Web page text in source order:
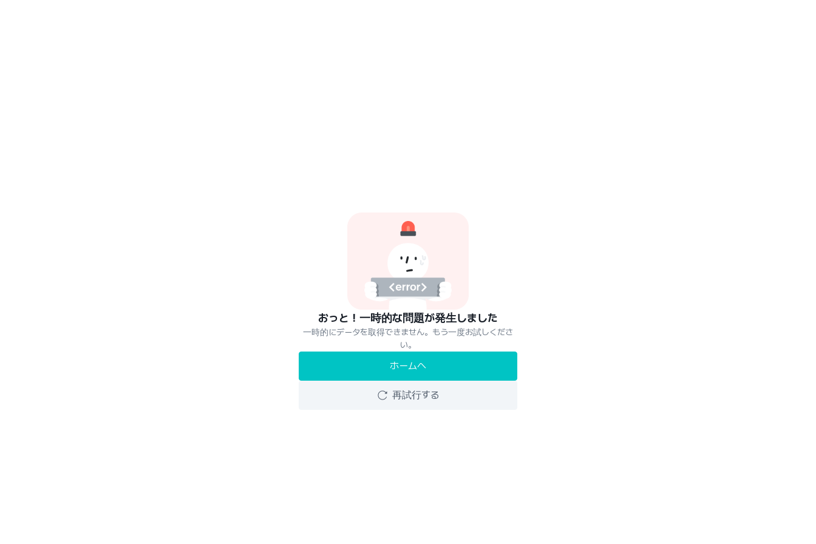
おっと！一時的な問題が発生しました
一時的にデータを取得できません。もう一度お試しくださ
い。
ホームへ
再試行する